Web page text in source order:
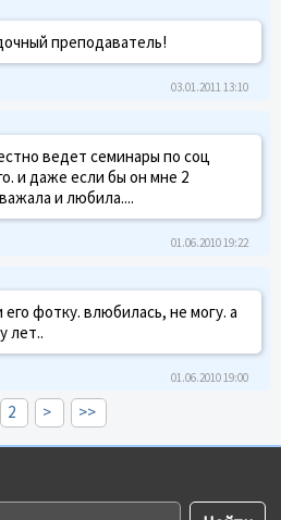
преподаватель!
03.01.2011 13:10
ведет семинары по соц
и даже если бы он мне 2
и любила....
01.06.2010 19:22
фотку. влюбилась, не могу. а
лет..
01.06.2010 19:00
2 > >>